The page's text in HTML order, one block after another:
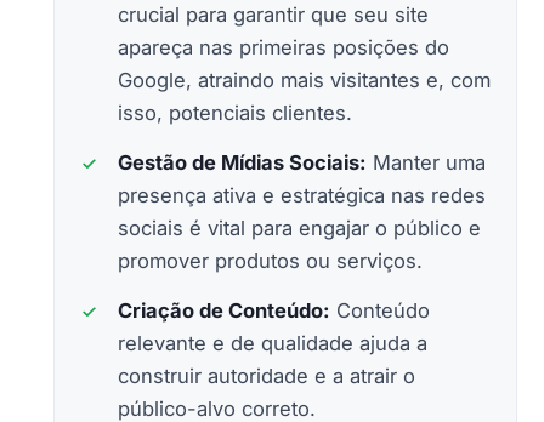
crucial para garantir que seu site
apareça nas primeiras posições do
Google, atraindo mais visitantes e, com
isso, potenciais clientes.
Gestão de Mídias Sociais: Manter uma
presença ativa e estratégica nas redes
sociais é vital para engajar o público e
promover produtos ou serviços.
Criação de Conteúdo: Conteúdo
relevante e de qualidade ajuda a
construir autoridade e a atrair o
público-alvo correto.